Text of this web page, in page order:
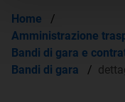
Home
/
Amministrazione
Bandi di gara e
Bandi di gara
/